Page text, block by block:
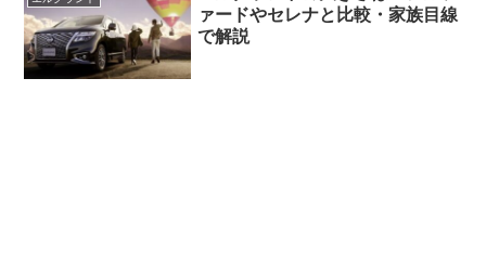
ァードやセレナと比較・家族目線
で解説